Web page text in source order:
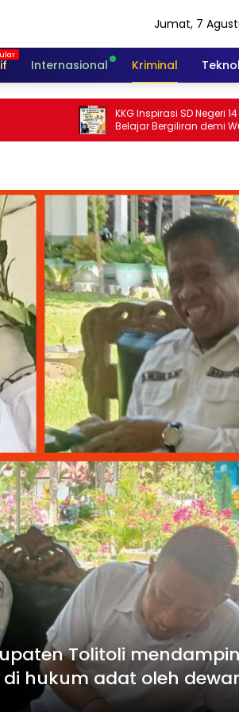
Jumat, 7
Internasional Kriminal
KKG Inspirasi SD Negeri 14 Biau, Guru
Belajar Bergiliran demi Wujudkan
Pendidikan Inklusif Berkualitas
Tolitoli
hukum adat oleh
Polres Tolitoli